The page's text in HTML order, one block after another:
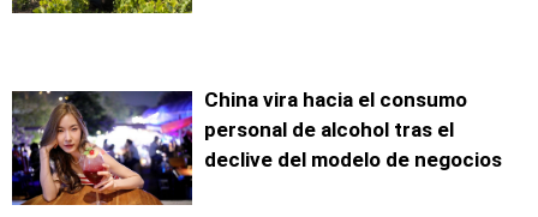
China vira hacia el consumo
personal de alcohol tras el
declive del modelo de negocios